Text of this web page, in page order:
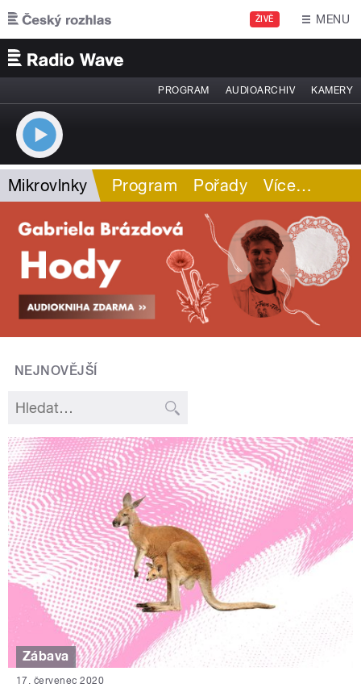
Přejít k hlavnímu obsahu
ŽIVĚ MENU
PROGRAM AUDIOARCHIV KAMERY
Mikrovlnky Program Pořady Více…
NEJNOVĚJŠÍ
Zábava
17. červenec 2020